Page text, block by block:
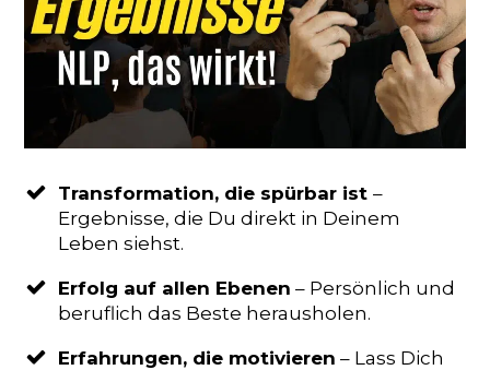
Transformation, die spürbar ist –
Ergebnisse, die Du direkt in Deinem
Leben siehst.
Erfolg auf allen Ebenen – Persönlich und
beruflich das Beste herausholen.
Erfahrungen, die motivieren – Lass Dich